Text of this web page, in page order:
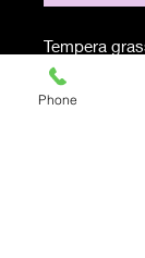
Tempera
(61x62)
Phone